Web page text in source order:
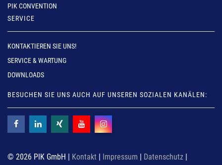
PIK CONVENTION
SERVICE
KONTAKTIEREN SIE UNS!
SERVICE & WARTUNG
DOWNLOADS
BESUCHEN SIE UNS AUCH AUF UNSEREN SOZIALEN KANÄLEN:
© 2026 PIK GmbH | Kontakt | Impressum | Datenschutz |